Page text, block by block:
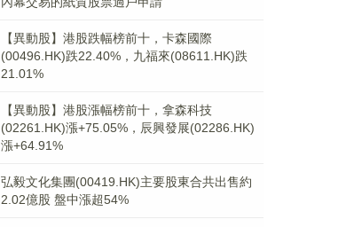
【異動股】港股跌幅榜前十，卡森國際
(00496.HK)跌22.40%，九福來(08611.HK)跌
21.01%
【異動股】港股漲幅榜前十，拿森科技
(02261.HK)漲+75.05%，辰興發展(02286.HK)
漲+64.91%
弘毅文化集團(00419.HK)主要股東合共出售約
2.02億股 盤中漲超54%